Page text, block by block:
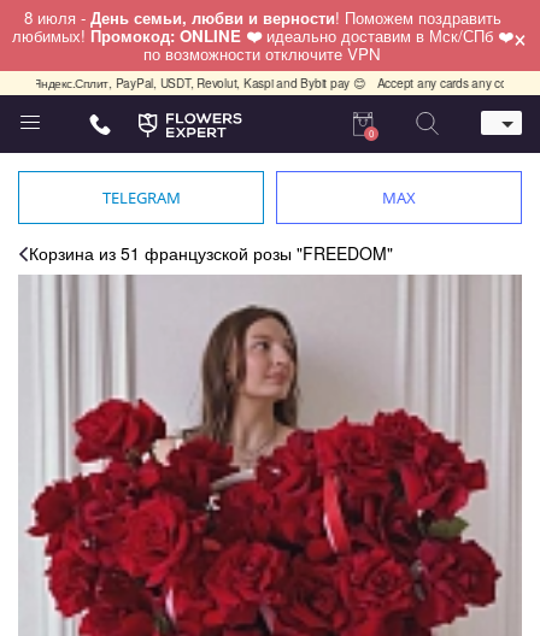
8 июля - День семьи, любви и верности! Поможем поздравить
любимых! Промокод: ONLINE ❤️ идеально доставим в Мск/СПб ❤️
по возможности отключите VPN ×
PayPal, USDT, Revolut, Kaspi and Bybit pay 😊 Accept any cards any country,
Телефон
+7 (812) 425 36 05
Санкт-Петербург,
работаем круглосуточно
0
TELEGRAM MAX
Корзина из 51 французской розы "FREEDOM"